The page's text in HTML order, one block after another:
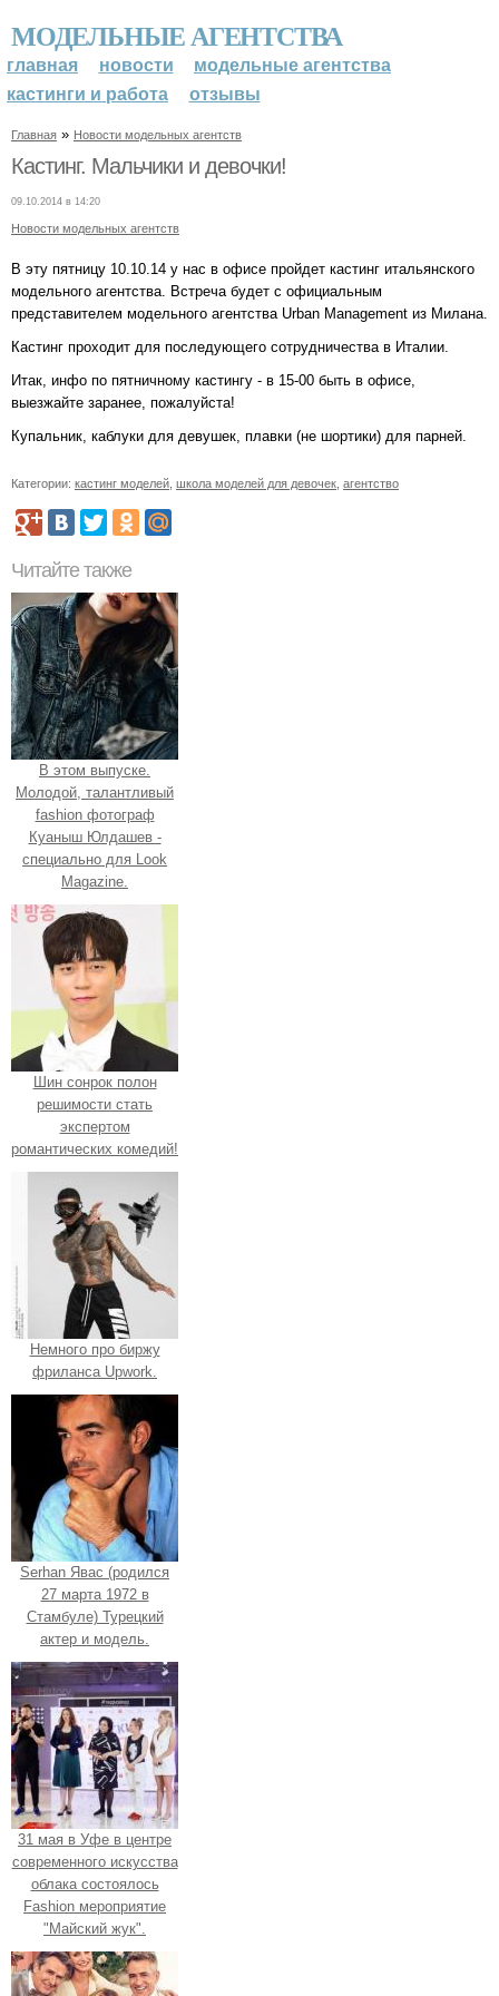
МОДЕЛЬНЫЕ АГЕНТСТВА
главная новости
модельные агентства
кастинги и работа
отзывы
Главная » Новости модельных агентств
Кастинг. Мальчики и девочки!
09.10.2014 в 14:20
Новости модельных агентств
В эту пятницу 10.10.14 у нас в офисе пройдет кастинг итальянского
модельного агентства. Встреча будет с официальным
представителем модельного агентства Urban Management из Милана.
Кастинг проходит для последующего сотрудничества в Италии.
Итак, инфо по пятничному кастингу - в 15-00 быть в офисе,
выезжайте заранее, пожалуйста!
Купальник, каблуки для девушек, плавки (не шортики) для парней.
Категории: кастинг моделей школа моделей для девочек агентство
Читайте также
В этом выпуске.
Молодой, талантливый
fashion фотограф
Куаныш Юлдашев -
специально для Look
Magazine.
Шин сонрок полон
решимости стать
экспертом
романтических комедий!
Немного про биржу
фриланса Upwork.
Serhan Явас (родился
27 марта 1972 в
Стамбуле) Турецкий
актер и модель.
31 мая в Уфе в центре
современного искусства
облака состоялось
Fashion мероприятие
"Майский жук".